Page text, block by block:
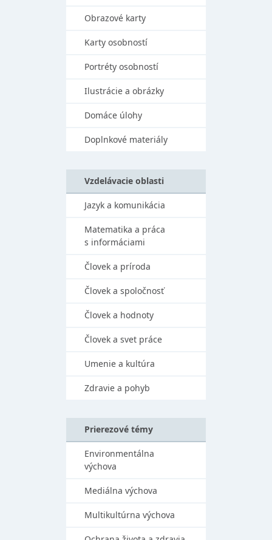
Obrazové karty
Karty osobností
Portréty osobností
Ilustrácie a obrázky
Domáce úlohy
Doplnkové materiály
Vzdelávacie oblasti
Jazyk a komunikácia
Matematika a práca
s informáciami
Človek a príroda
Človek a spoločnosť
Človek a hodnoty
Človek a svet práce
Umenie a kultúra
Zdravie a pohyb
Prierezové témy
Environmentálna
výchova
Mediálna výchova
Multikultúrna výchova